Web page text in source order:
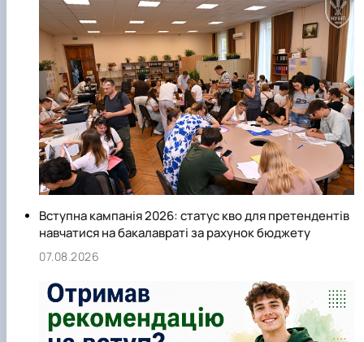
Вступна кампанія 2026: статус кво для претендентів
навчатися на бакалавраті за рахунок бюджету
07.08.2026